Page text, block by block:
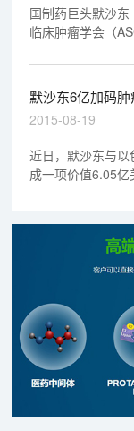
国制药巨头默沙
临床肿瘤学会（
苗T-vec、
期黑色素瘤的3个
默沙东6亿加码
2015-08-19
近日，默沙东与
成一项价值6.05